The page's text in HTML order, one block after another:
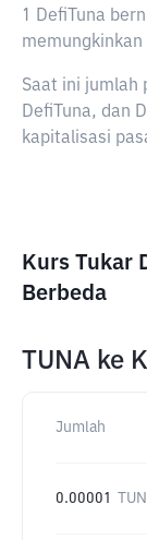
1 DefiTuna
memungkinkan
Saat ini jumlah
DefiTuna, dan
kapitalisasi
Kurs Tukar
Berbeda
TUNA ke
Jumlah
0.00001